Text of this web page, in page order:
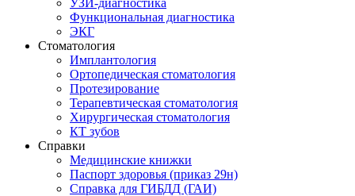
Функциональная диагностика
ЭКГ
Стоматология
Имплантология
Ортопедическая стоматология
Протезирование
Терапевтическая стоматология
Хирургическая стоматология
КТ зубов
Справки
Медицинские книжки
Паспорт здоровья (приказ 29н)
Справка для ГИБДД (ГАИ)